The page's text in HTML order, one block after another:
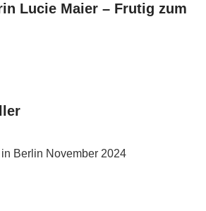
Lucie Maier – Frutig zum
Berlin November 2024